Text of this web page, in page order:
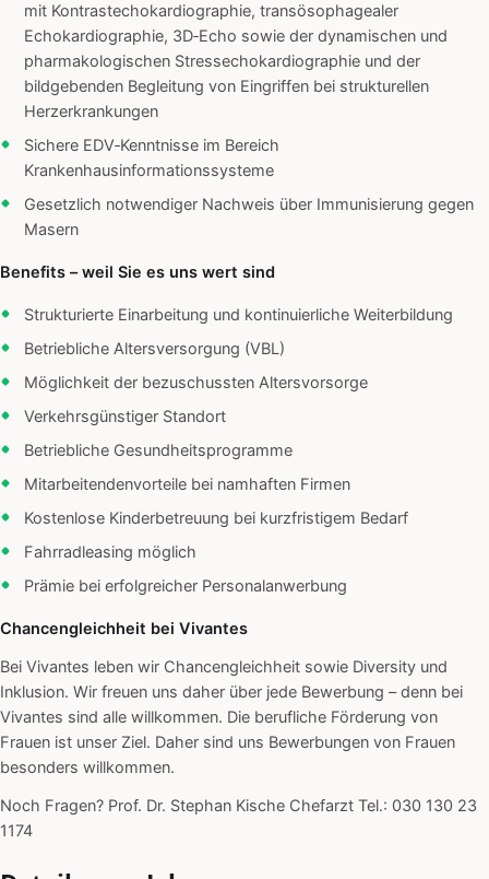
mit Kontrastechokardiographie, transösophagealer
Echokardiographie, 3D‑Echo sowie der dynamischen und
pharmakologischen Stressechokardiographie und der
bildgebenden Begleitung von Eingriffen bei strukturellen
Herzerkrankungen
Sichere EDV‑Kenntnisse im Bereich
Krankenhausinformationssysteme
Gesetzlich notwendiger Nachweis über Immunisierung gegen
Masern
Benefits – weil Sie es uns wert sind
Strukturierte Einarbeitung und kontinuierliche Weiterbildung
Betriebliche Altersversorgung (VBL)
Möglichkeit der bezuschussten Altersvorsorge
Verkehrsgünstiger Standort
Betriebliche Gesundheitsprogramme
Mitarbeitendenvorteile bei namhaften Firmen
Kostenlose Kinderbetreuung bei kurzfristigem Bedarf
Fahrradleasing möglich
Prämie bei erfolgreicher Personalanwerbung
Chancengleichheit bei Vivantes
Bei Vivantes leben wir Chancengleichheit sowie Diversity und
Inklusion. Wir freuen uns daher über jede Bewerbung – denn bei
Vivantes sind alle willkommen. Die berufliche Förderung von
Frauen ist unser Ziel. Daher sind uns Bewerbungen von Frauen
besonders willkommen.
Noch Fragen? Prof. Dr. Stephan Kische Chefarzt Tel.: 030 130 23
1174